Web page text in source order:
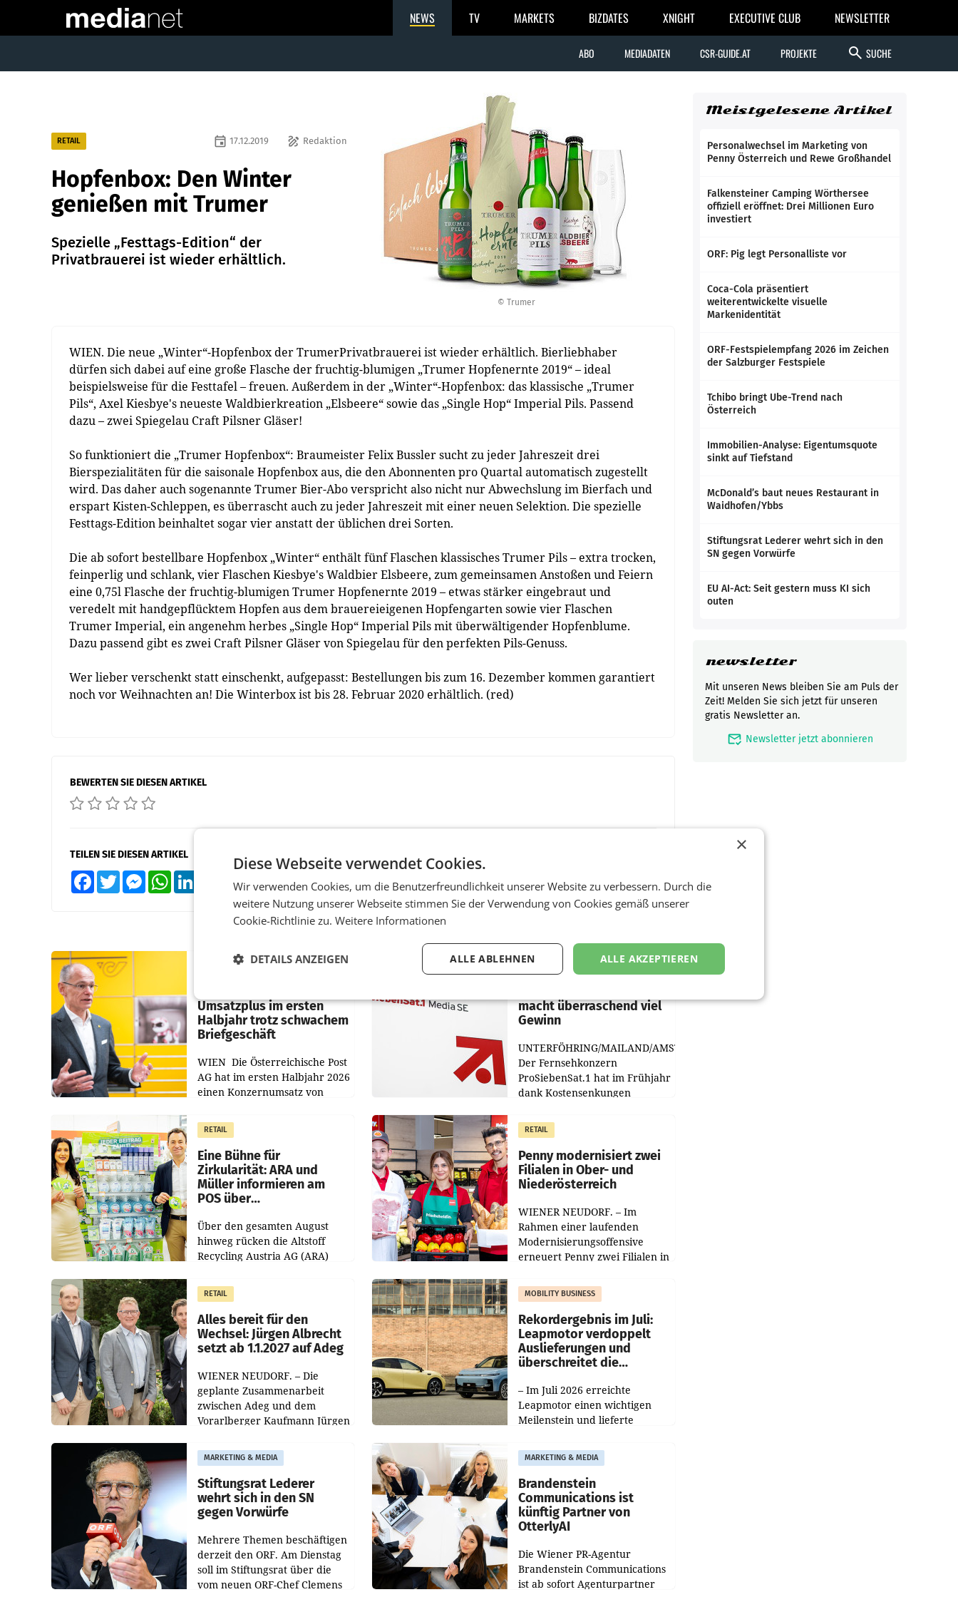
NEWS TV MARKETS BIZDATES XNIGHT EXECUTIVE CLUB NEWSLETTER
ABO MEDIADATEN CSR-GUIDE.AT PROJEKTE search SUCHE
© Trumer
RETAIL draw Redaktion
event 17.12.2019
Hopfenbox: Den Winter
genießen mit Trumer
Spezielle „Festtags-Edition“ der
Privatbrauerei ist wieder erhältlich.
WIEN. Die neue „Winter“-Hopfenbox der TrumerPrivatbrauerei ist wieder erhältlich. Bierliebhaber
dürfen sich dabei auf eine große Flasche der fruchtig-blumigen „Trumer Hopfenernte 2019“ – ideal
beispielsweise für die Festtafel – freuen. Außerdem in der „Winter“-Hopfenbox: das klassische „Trumer
Pils“, Axel Kiesbye's neueste Waldbierkreation „Elsbeere“ sowie das „Single Hop“ Imperial Pils. Passend
dazu – zwei Spiegelau Craft Pilsner Gläser!
So funktioniert die „Trumer Hopfenbox“: Braumeister Felix Bussler sucht zu jeder Jahreszeit drei
Bierspezialitäten für die saisonale Hopfenbox aus, die den Abonnenten pro Quartal automatisch zugestellt
wird. Das daher auch sogenannte Trumer Bier-Abo verspricht also nicht nur Abwechslung im Bierfach und
erspart Kisten-Schleppen, es überrascht auch zu jeder Jahreszeit mit einer neuen Selektion. Die spezielle
Festtags-Edition beinhaltet sogar vier anstatt der üblichen drei Sorten.
Die ab sofort bestellbare Hopfenbox „Winter“ enthält fünf Flaschen klassisches Trumer Pils – extra trocken,
feinperlig und schlank, vier Flaschen Kiesbye's Waldbier Elsbeere, zum gemeinsamen Anstoßen und Feiern
eine 0,75l Flasche der fruchtig-blumigen Trumer Hopfenernte 2019 – etwas stärker eingebraut und
veredelt mit handgepflücktem Hopfen aus dem brauereieigenen Hopfengarten sowie vier Flaschen
Trumer Imperial, ein angenehm herbes „Single Hop“ Imperial Pils mit überwältigender Hopfenblume.
Dazu passend gibt es zwei Craft Pilsner Gläser von Spiegelau für den perfekten Pils-Genuss.
Wer lieber verschenkt statt einschenkt, aufgepasst: Bestellungen bis zum 16. Dezember kommen garantiert
noch vor Weihnachten an! Die Winterbox ist bis 28. Februar 2020 erhältlich. (red)
BEWERTEN SIE DIESEN ARTIKEL
TEILEN SIE DIESEN ARTIKEL
FacebookTwitter MessengerWhatsApp
PRIMENEWS
Umsatzplus im ersten
Halbjahr trotz schwachem
Briefgeschäft
WIEN Die Österreichische Post
AG hat im ersten Halbjahr 2026
einen Konzernumsatz von
erwirtschaftet, was einem Plus
von 3,8 Prozent gegenüber
dem Vergleichszeitraum
MARKETING & MEDIA
macht überraschend viel
Gewinn
UNTERFÖHRING/MAILAND/AMSTERDAM.
Der Fernsehkonzern
ProSiebenSat.1 hat im Frühjahr
dank Kostensenkungen
gemacht und die
Markterwartung deutlich
übertroffen.
RETAIL
Eine Bühne für
Zirkularität: ARA und
Müller informieren am
POS über
Über den gesamten August
hinweg rücken die Altstoff
Recycling Austria AG (ARA)
Müller die Initiative „Kreislauf-
Helden“ in allen
österreichischen Müller-Filialen
RETAIL
Penny modernisiert zwei
Filialen in Ober- und
Niederösterreich
WIENER NEUDORF. – Im
Rahmen einer laufenden
Modernisierungsoffensive
erneuert Penny zwei Filialen in
Die beiden Standorte liegen in
Haag sowie im rund
RETAIL
Alles bereit für den
Wechsel: Jürgen Albrecht
setzt ab 1.1.2027 auf Adeg
WIENER NEUDORF. – Die
geplante Zusammenarbeit
zwischen Adeg und dem
Vorarlberger Kaufmann Jürgen
freigegeben: Die
Bundeswettbewerbsbehörde
und der Bundeskartellanwalt
MOBILITY BUSINESS
Rekordergebnis im Juli:
Leapmotor verdoppelt
Auslieferungen und
überschreitet die
– Im Juli 2026 erreichte
Leapmotor einen wichtigen
Meilenstein und lieferte
aus, womit sich das Ergebnis
gegenüber Juli 2025 mehr als
verdoppelte (+102
MARKETING & MEDIA
Stiftungsrat Lederer
wehrt sich in den SN
gegen Vorwürfe
Mehrere Themen beschäftigen
derzeit den ORF. Am Dienstag
soll im Stiftungsrat über die
vom neuen ORF-Chef Clemens
MARKETING & MEDIA
Brandenstein
Communications ist
künftig Partner von
OtterlyAI
Die Wiener PR-Agentur
Brandenstein Communications
ist ab sofort Agenturpartner
Meistgelesene Artikel
Personalwechsel im Marketing von
Penny Österreich und Rewe Großhandel
Falkensteiner Camping Wörthersee
offiziell eröffnet: Drei Millionen Euro
investiert
ORF: Pig legt Personalliste vor
Coca-Cola präsentiert
weiterentwickelte visuelle
Markenidentität
ORF-Festspielempfang 2026 im Zeichen
der Salzburger Festspiele
Tchibo bringt Ube-Trend nach
Österreich
Immobilien-Analyse: Eigentumsquote
sinkt auf Tiefstand
McDonald’s baut neues Restaurant in
Waidhofen/Ybbs
Stiftungsrat Lederer wehrt sich in den
SN gegen Vorwürfe
EU AI-Act: Seit gestern muss KI sich
outen
newsletter
Mit unseren News bleiben Sie am Puls der
Zeit! Melden Sie sich jetzt für unseren
gratis Newsletter an.
mark_email_read Newsletter jetzt abonnieren
×
Diese Webseite verwendet Cookies.
Wir verwenden Cookies, um die Benutzerfreundlichkeit unserer Website zu verbessern. Durch die
weitere Nutzung unserer Webseite stimmen Sie der Verwendung von Cookies gemäß unserer
Cookie-Richtlinie zu. Weitere Informationen
ALLE AKZEPTIEREN
ALLE ABLEHNEN
DETAILS ANZEIGEN